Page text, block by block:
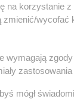
Polskie
korzystanie z
wymagają
mógł